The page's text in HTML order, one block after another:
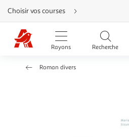
Aller
directement
au
contenu
Aller
directement
Aller
Choisir vos courses
Rayons Recherche
Roman divers